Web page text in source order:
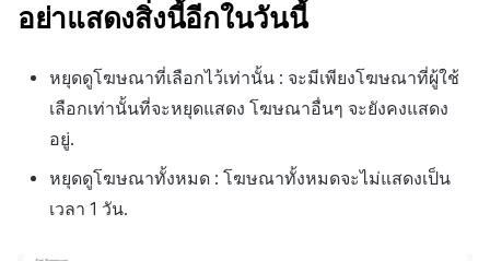
อย่าแสดงสิ่งนี้อีกในวันนี้
หยุดดูโฆษณาที่เลือกไว้เท่านั้น : จะมีเพียงโฆษณาที่ผู้ใช้
เลือกเท่านั้นที่จะหยุดแสดง โฆษณาอื่นๆ จะยังคงแสดง
อยู่.
หยุดดูโฆษณาทั้งหมด : โฆษณาทั้งหมดจะไม่แสดงเป็น
เวลา 1 วัน.